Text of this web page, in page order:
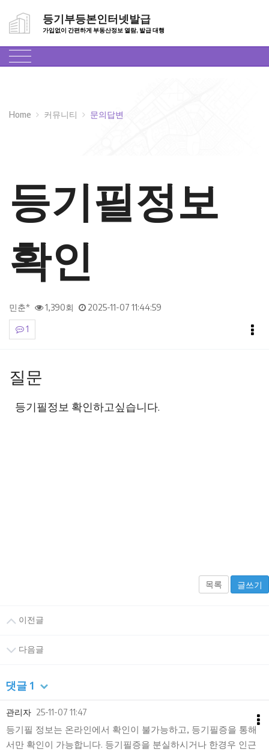
등기부등본인터넷발급
가입없이 간편하게 부동산정보 열람, 발급 대행
Home 커뮤니티 문의답변
등기필정보
확인
민춘* 1,390회 2025-11-07 11:44:59
1
본문
질문
등기필정보 확인하고싶습니다.
목록 글쓰기
이전글
다음글
댓글 1
관리자 25-11-07 11:47
등기필 정보는 온라인에서 확인이 불가능하고, 등기필증을 통해
서만 확인이 가능합니다. 등기필증을 분실하시거나 한경우 인근